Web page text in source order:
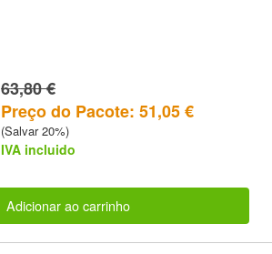
63,80 €
Preço do Pacote: 51,05 €
(Salvar 20%)
IVA incluido
Adicionar ao carrinho